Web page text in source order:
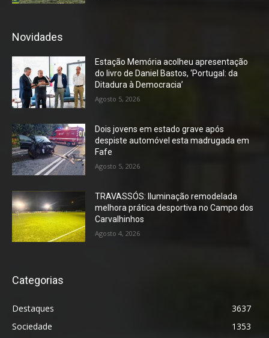
Novidades
Estação Memória acolheu apresentação
do livro de Daniel Bastos, ‘Portugal: da
Ditadura à Democracia’
Agosto 5, 2026
Dois jovens em estado grave após
despiste automóvel esta madrugada em
Fafe
Agosto 5, 2026
TRAVASSÓS: Iluminação remodelada
melhora prática desportiva no Campo dos
Carvalhinhos
Agosto 4, 2026
Categorias
Destaques
3637
Sociedade
1353